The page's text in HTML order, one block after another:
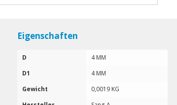
Eigenschaften
D
4 MM
D1
4 MM
Gewicht
0,0019 KG